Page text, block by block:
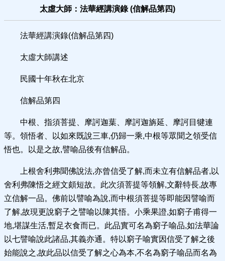
太虛大師：法華經講演錄 (信解品第四)
法華經講演錄(信解品第四)
太虛大師講述
民國十年秋在北京
信解品第四
中根、指須菩提、摩訶迦葉、摩訶迦旃延、摩訶目犍連
等。領悟者、以如來既說三車,仍歸一乘,中根等眾聞之領受信
悟也。以是之故,譬喻品後有信解品。
上根舍利弗聞佛說法,亦曾信受了解,而未立有信解品者,以
舍利弗陳悟之經文頗短故。此次須菩提等領解,文辭特長,故專
立信解一品。佛前以譬喻為說,而中根須菩提等即能因譬喻而
了解,故現更說窮子之譬喻以陳其悟。小乘果證,如窮子甫得一
地,堪謀生活,暫足衣食而已。此品實可名為窮子喻品,如法華論
以七譬喻說此諸品,其義亦通。特以窮子喻實因信受了解之後
始能說之,故此品以信受了解之心為本,不名為窮子喻品而名為